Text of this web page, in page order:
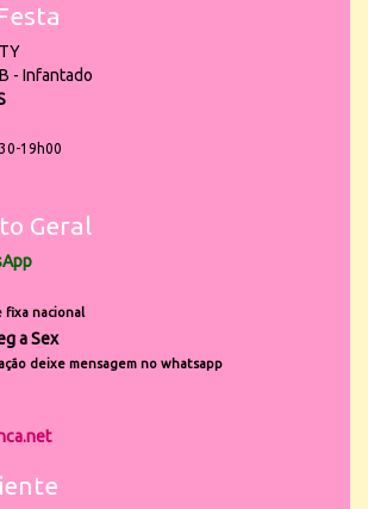
- Infantado
19h00
Geral
fixa nacional
a Sex
deixe mensagem no whatsapp